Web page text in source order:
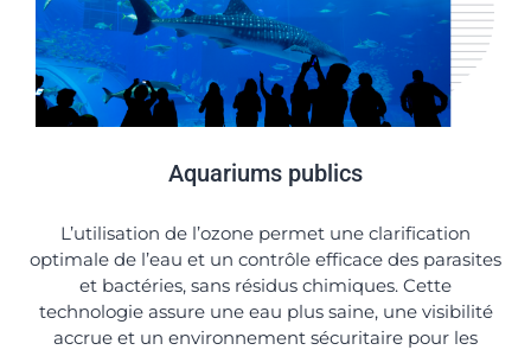
Aquariums publics
L’utilisation de l’ozone permet une clarification
optimale de l’eau et un contrôle efficace des parasites
et bactéries, sans résidus chimiques. Cette
technologie assure une eau plus saine, une visibilité
accrue et un environnement sécuritaire pour les